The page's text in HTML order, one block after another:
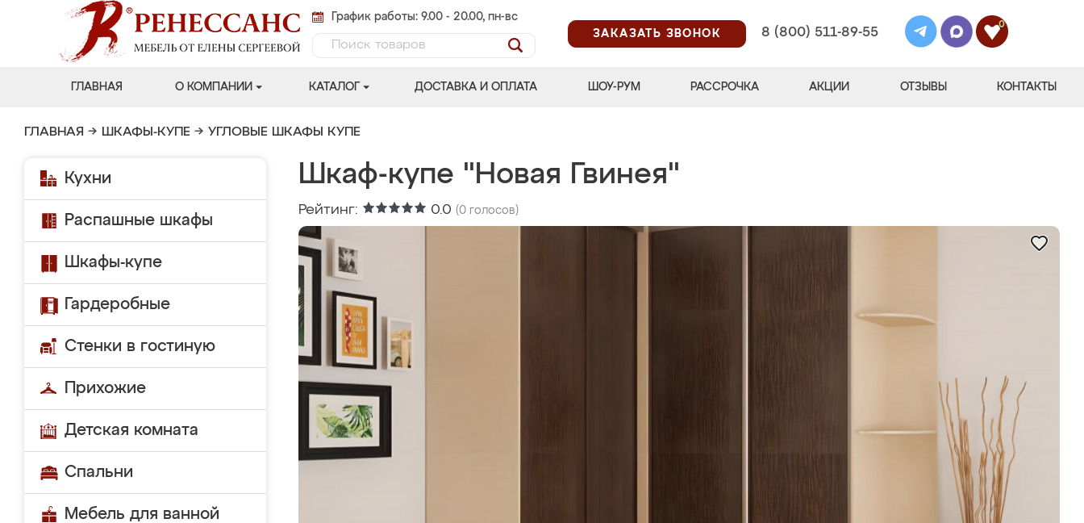
График работы: 9.00 - 20.00, пн-вс
ЗАКАЗАТЬ ЗВОНОК
8 (800) 511-89-55
0
ГЛАВНАЯ О КОМПАНИИ КАТАЛОГ ДОСТАВКА И ОПЛАТА ШОУ-РУМ РАССРОЧКА АКЦИИ ОТЗЫВЫ КОНТАКТЫ
ГЛАВНАЯ → ШКАФЫ-КУПЕ → УГЛОВЫЕ ШКАФЫ КУПЕ
Кухни
Распашные шкафы
Шкафы-купе
Гардеробные
Стенки в гостиную
Прихожие
Детская комната
Спальни
Мебель для ванной
Шкаф-купе "Новая Гвинея"
Рейтинг: 0.0 (0 голосов)